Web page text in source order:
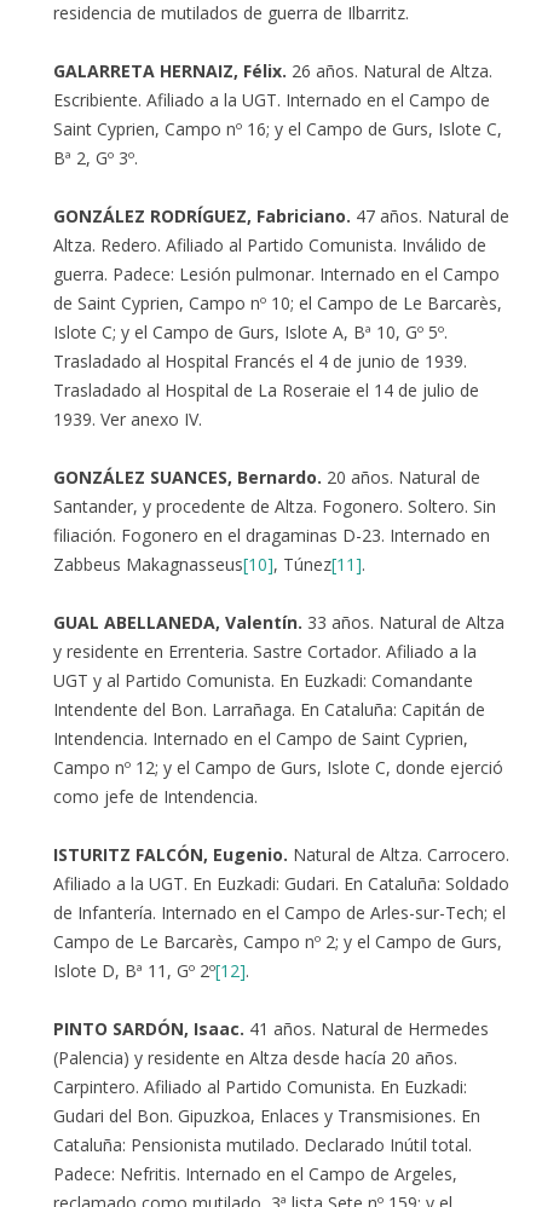
residencia de mutilados de guerra de Ilbarritz.
GALARRETA HERNAIZ, Félix. 26 años. Natural de Altza.
Escribiente. Afiliado a la UGT. Internado en el Campo de
Saint Cyprien, Campo nº 16; y el Campo de Gurs, Islote C,
Bª 2, Gº 3º.
GONZÁLEZ RODRÍGUEZ, Fabriciano. 47 años. Natural de
Altza. Redero. Afiliado al Partido Comunista. Inválido de
guerra. Padece: Lesión pulmonar. Internado en el Campo
de Saint Cyprien, Campo nº 10; el Campo de Le Barcarès,
Islote C; y el Campo de Gurs, Islote A, Bª 10, Gº 5º.
Trasladado al Hospital Francés el 4 de junio de 1939.
Trasladado al Hospital de La Roseraie el 14 de julio de
1939. Ver anexo IV.
GONZÁLEZ SUANCES, Bernardo. 20 años. Natural de
Santander, y procedente de Altza. Fogonero. Soltero. Sin
filiación. Fogonero en el dragaminas D-23. Internado en
Zabbeus Makagnasseus[10], Túnez[11].
GUAL ABELLANEDA, Valentín. 33 años. Natural de Altza
y residente en Errenteria. Sastre Cortador. Afiliado a la
UGT y al Partido Comunista. En Euzkadi: Comandante
Intendente del Bon. Larrañaga. En Cataluña: Capitán de
Intendencia. Internado en el Campo de Saint Cyprien,
Campo nº 12; y el Campo de Gurs, Islote C, donde ejerció
como jefe de Intendencia.
ISTURITZ FALCÓN, Eugenio. Natural de Altza. Carrocero.
Afiliado a la UGT. En Euzkadi: Gudari. En Cataluña: Soldado
de Infantería. Internado en el Campo de Arles-sur-Tech; el
Campo de Le Barcarès, Campo nº 2; y el Campo de Gurs,
Islote D, Bª 11, Gº 2º[12].
PINTO SARDÓN, Isaac. 41 años. Natural de Hermedes
(Palencia) y residente en Altza desde hacía 20 años.
Carpintero. Afiliado al Partido Comunista. En Euzkadi:
Gudari del Bon. Gipuzkoa, Enlaces y Transmisiones. En
Cataluña: Pensionista mutilado. Declarado Inútil total.
Padece: Nefritis. Internado en el Campo de Argeles,